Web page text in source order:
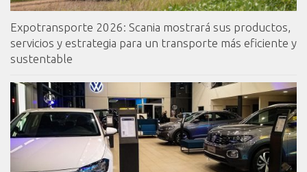
Expotransporte 2026: Scania mostrará sus productos,
servicios y estrategia para un transporte más eficiente y
sustentable